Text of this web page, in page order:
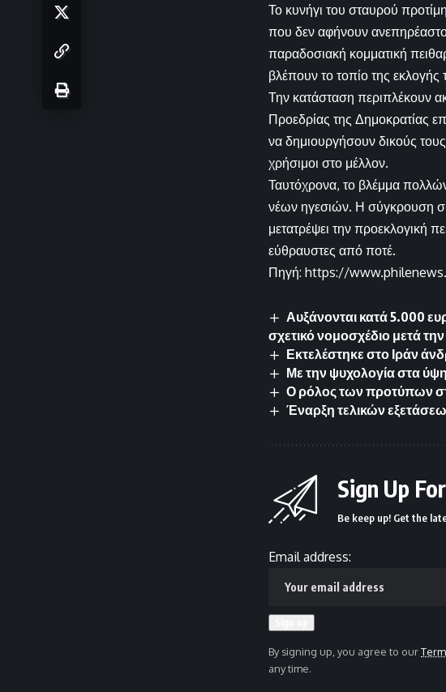
Το κυνήγι του σταυρού
που δεν αφήνουν
παραδοσιακή κομματική
βλέπουν το τοπίο της
Την κατάσταση περιπλέκουν
Προεδρίας της Δημοκρατίας
να δημιουργήσουν δικούς
χρήσιμοι στο μέλλον.
Ταυτόχρονα, το βλέμμα πολλών
νέων ηγεσιών. Η σύγκρουση
μετατρέψει την προεκλογική
εύθραυστες από ποτέ.
Πηγή: https://
Αυξάνονται κατά 5.000
σχετικό νομοσχέδιο μετά
Εκτελέστηκε στο Ιράν
Με την ψυχολογία στα
Ο ρόλος των προτύπων
Έναρξη τελικών
Sign Up
Be keep up! Get the
Email address:
By signing up, you agree to our
any time.